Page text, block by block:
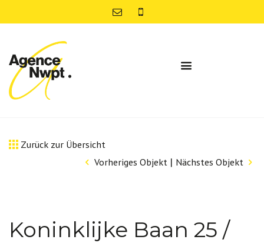
Zurück zur Übersicht
Vorheriges Objekt | Nächstes Objekt
Koninklijke Baan 25 /